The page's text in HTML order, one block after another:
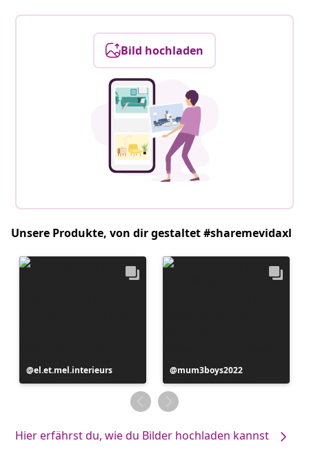
Bild hochladen
Unsere Produkte, von dir gestaltet #sharemevidaxl
Beitrag
veröffentlicht
el.et.mel.interieurs
Beitrag
veröffentlicht
von
mum3boys2022
Hier erfährst du, wie du Bilder hochladen kannst